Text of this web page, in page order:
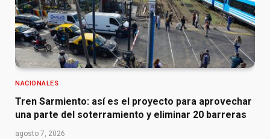
NACIONALES
Tren Sarmiento: así es el proyecto para aprovechar
una parte del soterramiento y eliminar 20 barreras
agosto 7, 2026